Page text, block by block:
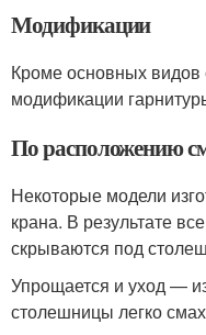
Модификации
Кроме основных
модификации
По расположению
Некоторые модели
крана. В результате
скрываются под
Упрощается и уход —
столешницы легко